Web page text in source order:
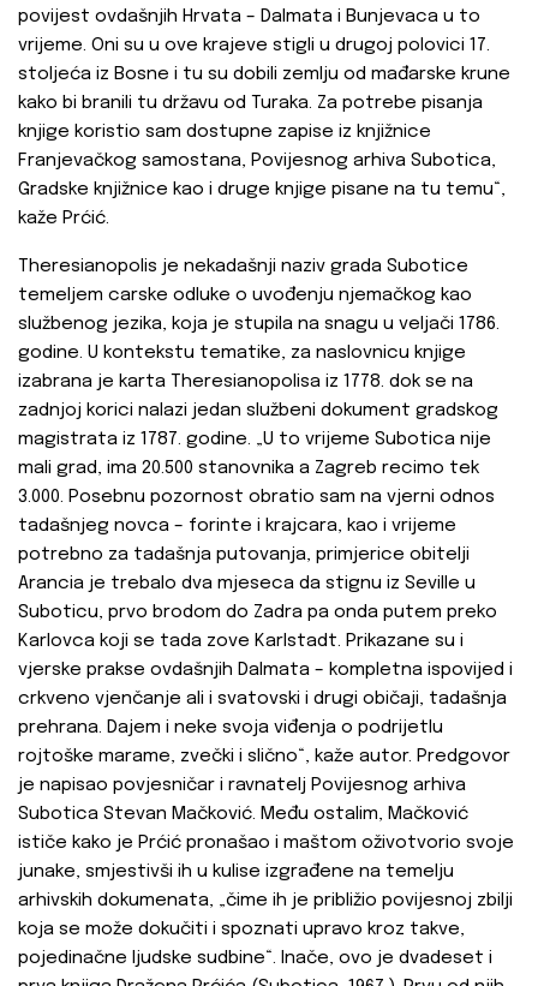
povijest ovdašnjih Hrvata – Dalmata i Bunjevaca u to
vrijeme. Oni su u ove krajeve stigli u drugoj polovici 17.
stoljeća iz Bosne i tu su dobili zemlju od mađarske krune
kako bi branili tu državu od Turaka. Za potrebe pisanja
knjige koristio sam dostupne zapise iz knjižnice
Franjevačkog samostana, Povijesnog arhiva Subotica,
Gradske knjižnice kao i druge knjige pisane na tu temu“,
kaže Prćić.
Theresianopolis je nekadašnji naziv grada Subotice
temeljem carske odluke o uvođenju njemačkog kao
službenog jezika, koja je stupila na snagu u veljači 1786.
godine. U kontekstu tematike, za naslovnicu knjige
izabrana je karta Theresianopolisa iz 1778. dok se na
zadnjoj korici nalazi jedan službeni dokument gradskog
magistrata iz 1787. godine. „U to vrijeme Subotica nije
mali grad, ima 20.500 stanovnika a Zagreb recimo tek
3.000. Posebnu pozornost obratio sam na vjerni odnos
tadašnjeg novca – forinte i krajcara, kao i vrijeme
potrebno za tadašnja putovanja, primjerice obitelji
Arancia je trebalo dva mjeseca da stignu iz Seville u
Suboticu, prvo brodom do Zadra pa onda putem preko
Karlovca koji se tada zove Karlstadt. Prikazane su i
vjerske prakse ovdašnjih Dalmata – kompletna ispovijed i
crkveno vjenčanje ali i svatovski i drugi običaji, tadašnja
prehrana. Dajem i neke svoja viđenja o podrijetlu
rojtoške marame, zvečki i slično“, kaže autor. Predgovor
je napisao povjesničar i ravnatelj Povijesnog arhiva
Subotica Stevan Mačković. Među ostalim, Mačković
ističe kako je Prćić pronašao i maštom oživotvorio svoje
junake, smjestivši ih u kulise izgrađene na temelju
arhivskih dokumenata, „čime ih je približio povijesnoj zbilji
koja se može dokučiti i spoznati upravo kroz takve,
pojedinačne ljudske sudbine“. Inače, ovo je dvadeset i